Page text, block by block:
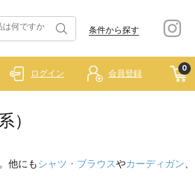
条件から探す
0
ログイン 会員登録
）
他にもシャツ・ブラウスやカーディガン